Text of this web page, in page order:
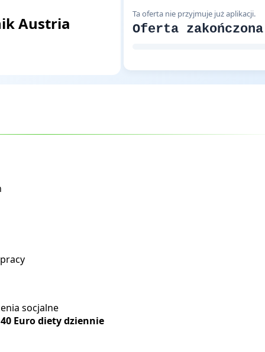
Austria
Ta oferta nie przyjmuje już aplikacji.
Oferta zakończona
socjalne
Euro diety dziennie